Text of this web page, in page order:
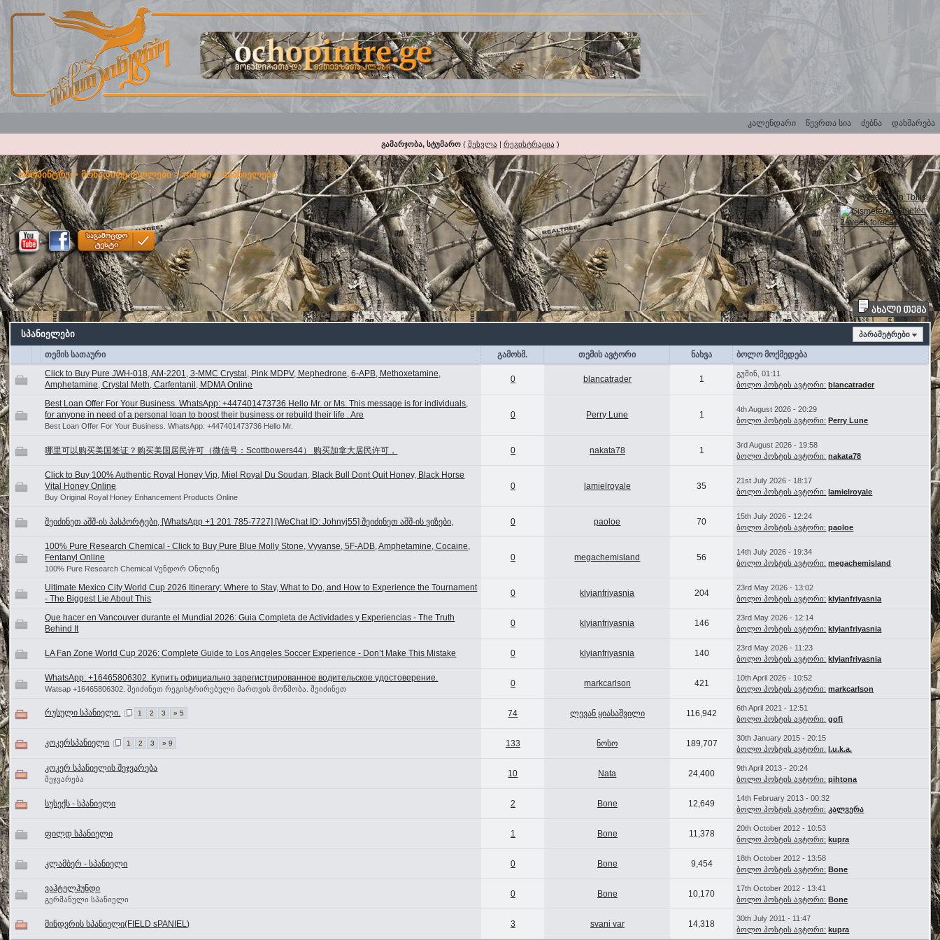
დახმარება
ძებნა
წევრთა სია
კალენდარი
გამარჯობა, სტუმარო( შესვლა | რეგისტრაცია )
ოჩოპინტრე>მონადირე ძაღლები>ჯიშები>სპანიელები
Weather in Tbilisi
Gismeteo
2-week forecast
სპანიელები პარამეტრები
თემის სათაური გამოხმ. თემის ავტორი ნახვა
ბოლო მოქმედება
Click to Buy Pure JWH-018, AM-2201, 3-MMC Crystal, Pink MDPV, Mephedrone, 6-APB, Methoxetamine,
Amphetamine, Crystal Meth, Carfentanil, MDMA Online
0 blancatrader 1
გუშინ, 01:11
ბოლო პოსტის ავტორი: blancatrader
Best Loan Offer For Your Business. WhatsApp: +447401473736 Hello Mr. or Ms. This message is for individuals,
for anyone in need of a personal loan to boost their business or rebuild their life . Are
Best Loan Offer For Your Business. WhatsApp: +447401473736 Hello Mr.
0 Perry Lune 1
4th August 2026 - 20:29
ბოლო პოსტის ავტორი: Perry Lune
哪里可以购买美国签证？购买美国居民许可（微信号：Scottbowers44） 购买加拿大居民许可， 0 nakata78 1
3rd August 2026 - 19:58
ბოლო პოსტის ავტორი: nakata78
Click to Buy 100% Authentic Royal Honey Vip, Miel Royal Du Soudan, Black Bull Dont Quit Honey, Black Horse
Vital Honey Online
Buy Original Royal Honey Enhancement Products Online
0 lamielroyale 35
21st July 2026 - 18:17
ბოლო პოსტის ავტორი: lamielroyale
შეიძინეთ აშშ-ის პასპორტები, [WhatsApp +1 201 785-7727] [WeChat ID: Johnyj55] შეიძინეთ აშშ-ის ვიზები, 0 paoloe 70
15th July 2026 - 12:24
ბოლო პოსტის ავტორი: paoloe
100% Pure Research Chemical - Click to Buy Pure Blue Molly Stone, Vyvanse, 5F-ADB, Amphetamine, Cocaine,
Fentanyl Online
100% Pure Research Chemical Vენდორ Oნლინე
0 megachemisland 56
14th July 2026 - 19:34
ბოლო პოსტის ავტორი: megachemisland
Ultimate Mexico City World Cup 2026 Itinerary: Where to Stay, What to Do, and How to Experience the Tournament
- The Biggest Lie About This
0 klyianfriyasnia 204
23rd May 2026 - 13:02
ბოლო პოსტის ავტორი: klyianfriyasnia
Que hacer en Vancouver durante el Mundial 2026: Guia Completa de Actividades y Experiencias - The Truth
Behind It
0 klyianfriyasnia 146
23rd May 2026 - 12:14
ბოლო პოსტის ავტორი: klyianfriyasnia
LA Fan Zone World Cup 2026: Complete Guide to Los Angeles Soccer Experience - Don’t Make This Mistake 0 klyianfriyasnia 140
23rd May 2026 - 11:23
ბოლო პოსტის ავტორი: klyianfriyasnia
WhatsApp: +16465806302. Купить официально зарегистрированное водительское удостоверение.
Watsap +16465806302. შეიძინეთ რეგისტრირებული მართვის მოწმობა. შეიძინეთ
0 markcarlson 421
10th April 2026 - 10:52
ბოლო პოსტის ავტორი: markcarlson
რუსული სპანიელი. 1 2 3 » 5 74 ლევან ყიასაშვილი 116,942
6th April 2021 - 12:51
ბოლო პოსტის ავტორი: gofi
კოკერსპანიელი 1 2 3 » 9 133 ნოსო 189,707
30th January 2015 - 20:15
ბოლო პოსტის ავტორი: l.u.k.a.
კოკერ სპანიელის შეჯვარება
შეჯვარება
10 Nata 24,400
9th April 2013 - 20:24
ბოლო პოსტის ავტორი: pihtona
სუსექს - სპანიელი 2 Bone 12,649
14th February 2013 - 00:32
ბოლო პოსტის ავტორი: კალვერა
ფილდ სპანიელი 1 Bone 11,378
20th October 2012 - 10:53
ბოლო პოსტის ავტორი: kupra
კლამბერ - სპანიელი 0 Bone 9,454
18th October 2012 - 13:58
ბოლო პოსტის ავტორი: Bone
ვაჰტელჰუნდი
გერმანული სპანიელი
0 Bone 10,170
17th October 2012 - 13:41
ბოლო პოსტის ავტორი: Bone
მინდვრის სპანიელი(FIELD sPANIEL) 3 svani var 14,318
30th July 2011 - 11:47
ბოლო პოსტის ავტორი: kupra